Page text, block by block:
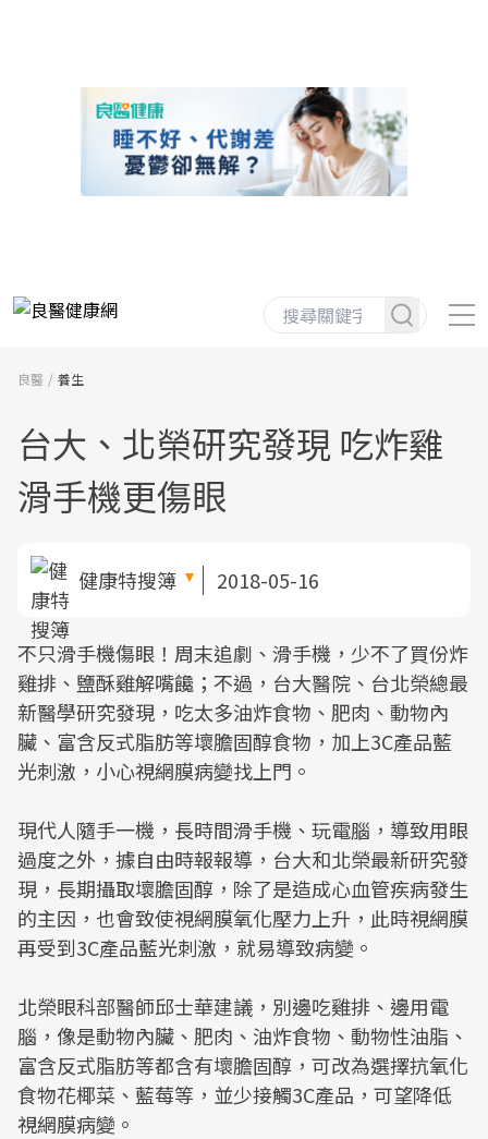
良醫 養生
台大、北榮研究發現 吃炸雞
滑手機更傷眼
健康特搜簿 2018-05-16
不只滑手機傷眼！周末追劇、滑手機，少不了買份炸
雞排、鹽酥雞解嘴饞；不過，台大醫院、台北榮總最
新醫學研究發現，吃太多油炸食物、肥肉、動物內
臟、富含反式脂肪等壞膽固醇食物，加上3C產品藍
光刺激，小心視網膜病變找上門。
現代人隨手一機，長時間滑手機、玩電腦，導致用眼
過度之外，據自由時報報導，台大和北榮最新研究發
現，長期攝取壞膽固醇，除了是造成心血管疾病發生
的主因，也會致使視網膜氧化壓力上升，此時視網膜
再受到3C產品藍光刺激，就易導致病變。
北榮眼科部醫師邱士華建議，別邊吃雞排、邊用電
腦，像是動物內臟、肥肉、油炸食物、動物性油脂、
富含反式脂肪等都含有壞膽固醇，可改為選擇抗氧化
食物花椰菜、藍莓等，並少接觸3C產品，可望降低
視網膜病變。